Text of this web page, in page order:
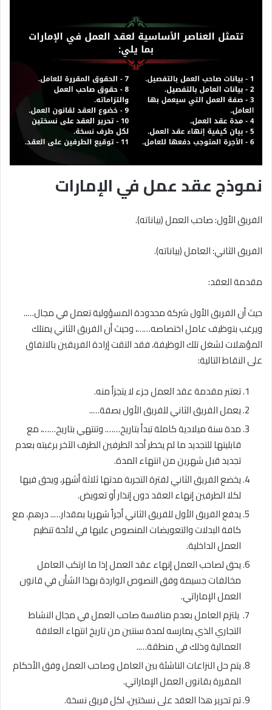
نموذج عقد عمل في الإمارات
الفريق الأول: صاحب العمل (بياناته).
الفريق الثاني: العامل (بياناته).
مقدمة العقد:
حيث أن الفريق الأول شركة محدودة المسؤولية تعمل في مجال…..
ويرغب بتوظيف عامل اختصاصه……، وحيث أن الفريق الثاني يمتلك
المؤهلات لشغل تلك الوظيفة، فقد التقت إرادة الفريقين بالاتفاق
على النقاط التالية:
تعتبر مقدمة عقد العمل جزء لا يتجزأ منه.
يعمل الفريق الثاني للفريق الأول بصفة…..
مدة سنة ميلادية كاملة تبدأ بتاريخ……. وتنتهي بتاريخ……، مع
قابليتها للتجديد ما لم يخطر أحد الطرفين الطرف الآخر برغبته بعدم
تجديد قبل شهرين من انتهاء المدة.
يخضع الفريق الثاني لفترة التجربة مدتها ثلاثة أشهر، ويحق فيها
لكلا الطرفين إنهاء العقد دون إنذار أو تعويض.
يدفع الفريق الأول للفريق الثاني أجراً شهريا بمقدار….. درهم، مع
كافة البدلات والتعويضات المنصوص عليها في لائحة تنظيم
العمل الداخلية.
يحق لصاحب العمل إنهاء عقد العمل إذا ما ارتكب العامل
مخالفات جسيمة وفق النصوص الواردة بهذا الشأن في قانون
العمل الإماراتي.
يلتزم العامل بعدم منافسة صاحب العمل في مجال النشاط
التجاري الذي يمارسه لمدة سنتين من تاريخ انتهاء العلاقة
العمالية وذلك في منطقة…..
يتم حل النزاعات الناشئة بين العامل وصاحب العمل وفق الأحكام
المقررة بقانون العمل الإماراتي.
تم تحرير هذا العقد على نسختين، لكل فريق نسخة.